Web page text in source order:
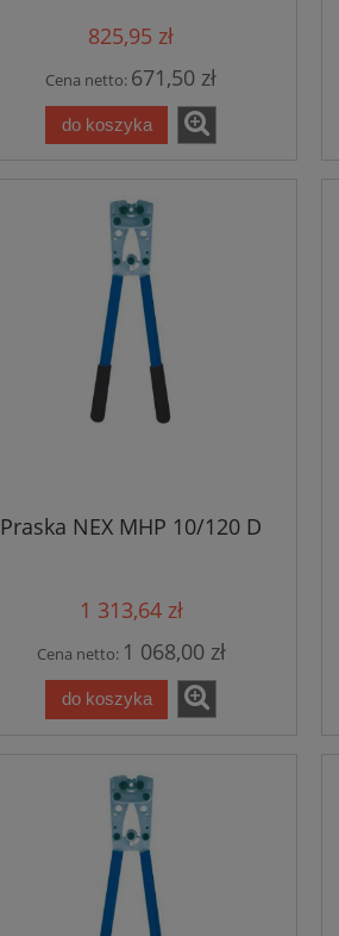
825,95 zł
Cena netto: 671,50 zł
do koszyka
Praska NEX MHP 10/120 D
1 313,64 zł
Cena netto: 1 068,00 zł
do koszyka